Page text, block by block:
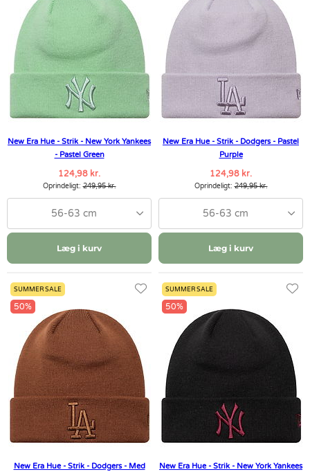
New Era Hue - Strik - New York Yankees
- Pastel Green
124,98 kr.
Oprindeligt:249,95 kr.
56-63 cm
Læg i kurv
New Era Hue - Strik - Dodgers - Pastel
Purple
124,98 kr.
Oprindeligt:249,95 kr.
56-63 cm
Læg i kurv
SUMMER SALE
50%
New Era Hue - Strik - Dodgers - Med
SUMMER SALE
50%
New Era Hue - Strik - New York Yankees